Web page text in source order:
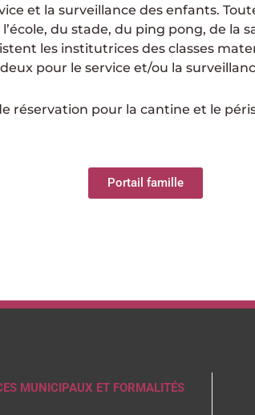
et la surveillance des enfants.
du stade, du ping pong, de la
les institutrices des classes
pour le service et/ou la
réservation pour la cantine et le
Portail famille
MUNICIPAUX ET FORMALITÉS